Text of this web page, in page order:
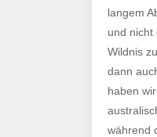
langem
und nicht
Wildnis
dann
haben
während